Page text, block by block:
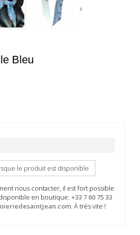
Bleu
le produit est disponible
nous contacter, il est fort possible
en boutique: +33 7 60 75 33
. À très vite !